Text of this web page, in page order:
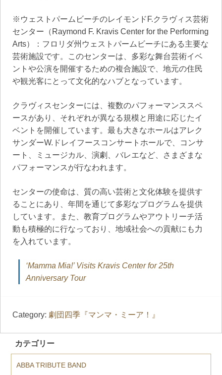
※ウェストパームビーチのレイモンドF.クラヴィス芸術
センター（Raymond F. Kravis Center for the Performing
Arts）：フロリダ州ウェストパームビーチにある主要な
芸術施設です。このセンターは、多彩な舞台芸術イベ
ントや公演を開催するための複合施設で、地元の住民
や観光客にとって文化的なハブとなっています。
クラヴィスセンターには、複数のパフォーマンススペ
ースがあり、それぞれが異なる規模と用途に応じたイ
ベントを開催しています。最も大きなホールはアレク
サンダーW.ドレイフースコンサートホールで、コンサ
ート、ミュージカル、演劇、バレエなど、さまざまな
パフォーマンスが行なわれます。
センターの使命は、質の高い芸術と文化体験を提供す
ることにあり、年間を通じて多彩なプログラムを提供
しています。また、教育プログラムやアウトリーチ活
動も積極的に行なっており、地域社会への貢献にも力
を入れています。
‘Mamma Mia!’ Visits Kravis Center for 25th
Anniversary Tour
Category: 劇団四季『マンマ・ミーア！』
カテゴリー
ABBA TRIBUTE BAND